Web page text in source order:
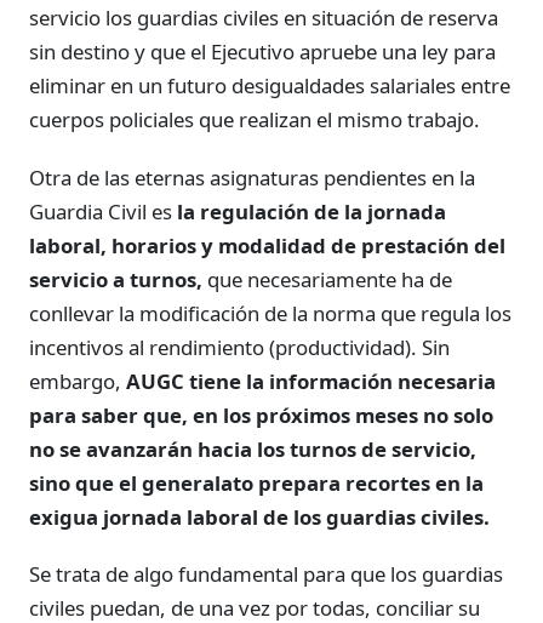
servicio los guardias civiles en situación de reserva
sin destino y que el Ejecutivo apruebe una ley para
eliminar en un futuro desigualdades salariales entre
cuerpos policiales que realizan el mismo trabajo.
Otra de las eternas asignaturas pendientes en la
Guardia Civil es la regulación de la jornada
laboral, horarios y modalidad de prestación del
servicio a turnos, que necesariamente ha de
conllevar la modificación de la norma que regula los
incentivos al rendimiento (productividad). Sin
embargo, AUGC tiene la información necesaria
para saber que, en los próximos meses no solo
no se avanzarán hacia los turnos de servicio,
sino que el generalato prepara recortes en la
exigua jornada laboral de los guardias civiles.
Se trata de algo fundamental para que los guardias
civiles puedan, de una vez por todas, conciliar su